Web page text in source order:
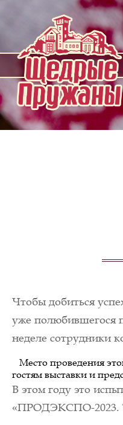
Чтобы добиться
уже полюбившегося
неделе сотрудники
Место проведения
гостям выставки и
В этом году это
«ПРОДЭКСПО-2023.